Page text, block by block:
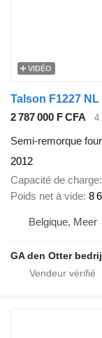
VIDÉO
Talson F1227 NL
2 787 000 F CFA
4
Semi-remorque
2012
Capacité de charge
Poids net à vide 8
Belgique, Meer
GA den Otter